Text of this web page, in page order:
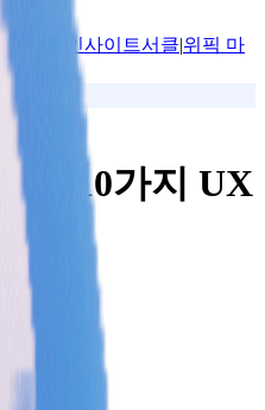
위픽 인사이트서클|위픽 마
는 10가지 UX